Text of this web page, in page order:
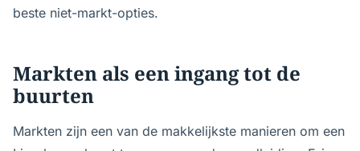
beste niet-markt-opties.
Markten als een ingang tot de
buurten
Markten zijn een van de makkelijkste manieren om een